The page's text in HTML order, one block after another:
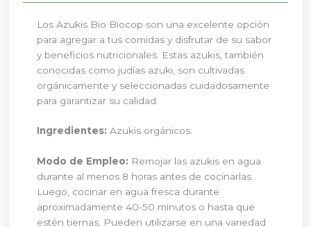
Los Azukis Bio Biocop son una excelente opción
para agregar a tus comidas y disfrutar de su sabor
y beneficios nutricionales. Estas azukis, también
conocidas como judías azuki, son cultivadas
orgánicamente y seleccionadas cuidadosamente
para garantizar su calidad.
Ingredientes: Azukis orgánicos.
Modo de Empleo: Remojar las azukis en agua
durante al menos 8 horas antes de cocinarlas.
Luego, cocinar en agua fresca durante
aproximadamente 40-50 minutos o hasta que
estén tiernas. Pueden utilizarse en una variedad